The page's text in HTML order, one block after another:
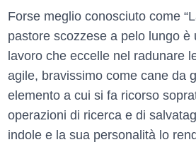
Forse meglio conosciuto come
pastore scozzese a pelo lungo è
lavoro che eccelle nel radunare
agile, bravissimo come cane da
elemento a cui si fa ricorso
operazioni di ricerca e di
indole e la sua personalità lo